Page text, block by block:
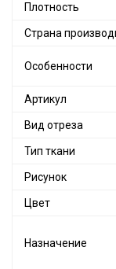
Плотность
Страна
Особенности
Артикул
Вид отреза
Тип ткани
Рисунок
Цвет
Назначение